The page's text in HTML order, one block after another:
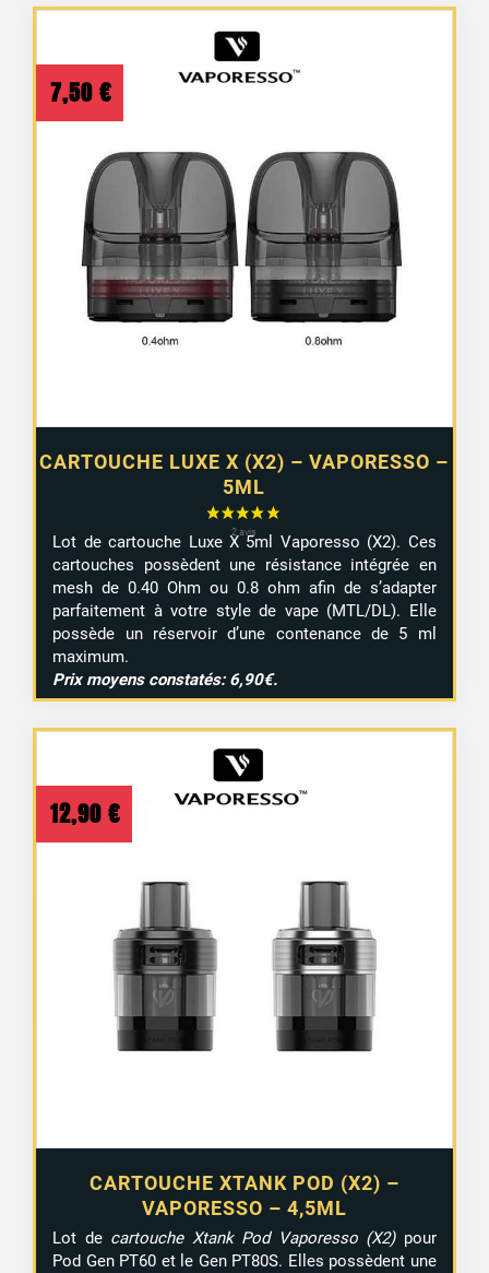
CARTOUCHE LUXE X (X2) – VAPORESSO –
5ML
7,50 €
Lot de cartouche Luxe X 5ml Vaporesso (X2). Ces
cartouches possèdent une résistance intégrée en
mesh de 0.40 Ohm ou 0.8 ohm afin de s’adapter
parfaitement à votre style de vape (MTL/DL). Elle
possède un réservoir d’une contenance de 5 ml
maximum.
Prix moyens constatés: 6,90€.
CARTOUCHE XTANK POD (X2) –
VAPORESSO – 4,5ML
12,90 €
Lot de cartouche Xtank Pod Vaporesso (X2)pour
Pod Gen PT60 et le Gen PT80S. Elles possèdent une